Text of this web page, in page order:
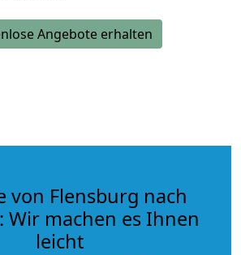
Angebote erhalten
von Flensburg nach
Wir machen es Ihnen
leicht